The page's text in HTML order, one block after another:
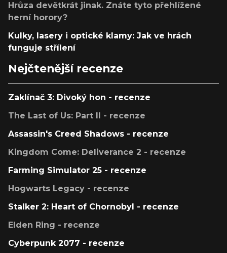
Hrůza devětkrát jinak. Znáte tyto přehlížené
herní horory?
Kulky, lasery i optické klamy: Jak ve hrách
funguje střílení
Nejčtenější recenze
Zaklínač 3: Divoký hon - recenze
The Last of Us: Part II - recenze
Assassin's Creed Shadows - recenze
Kingdom Come: Deliverance 2 - recenze
Farming Simulator 25 - recenze
Hogwarts Legacy - recenze
Stalker 2: Heart of Chornobyl - recenze
Elden Ring - recenze
Cyberpunk 2077 - recenze